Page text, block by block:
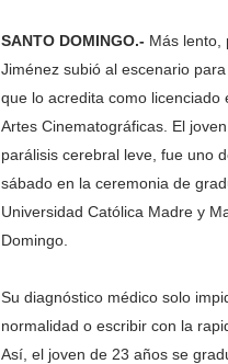
SANTO DOMINGO.- Más lento,
Jiménez subió al escenario
que lo acredita como licenciado
Artes Cinematográficas. El
parálisis cerebral leve, fue uno
sábado en la ceremonia de
Universidad Católica Madre y
Domingo.
Su diagnóstico médico solo
normalidad o escribir con la
Así, el joven de 23 años se